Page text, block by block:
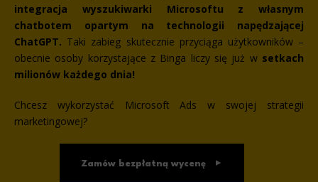
integracja wyszukiwarki Microsoftu z własnym
chatbotem opartym na technologii napędzającej
ChatGPT. Taki zabieg skutecznie przyciąga użytkowników –
obecnie osoby korzystające z Binga liczy się już w setkach
milionów każdego dnia!
Chcesz wykorzystać Microsoft Ads w swojej strategii
marketingowej?
Zamów bezpłatną wycenę